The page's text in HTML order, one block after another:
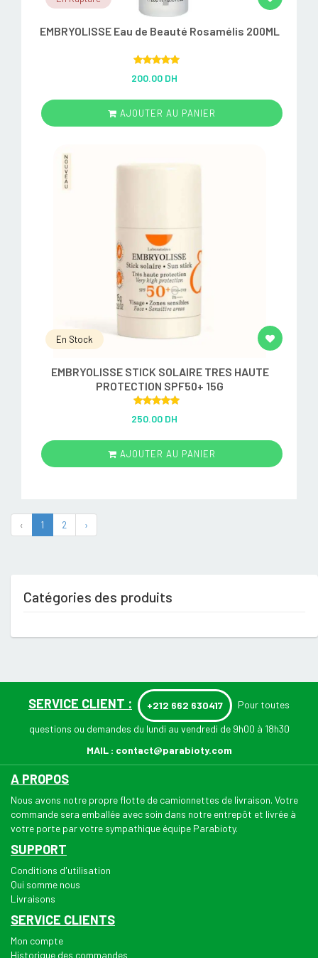
EMBRYOLISSE Eau de Beauté Rosamélis 200ML
out of 5
200.00 DH
AJOUTER AU PANIER
En Stock
EMBRYOLISSE STICK SOLAIRE TRES HAUTE
PROTECTION SPF50+ 15G
out of 5
250.00 DH
AJOUTER AU PANIER
‹ 1 2 ›
Catégories des produits
SERVICE CLIENT : +212 662 630417 Pour toutes
questions ou demandes du lundi au vendredi de 9h00 à 18h30
MAIL : contact@parabioty.com
A PROPOS
Nous avons notre propre flotte de camionnettes de livraison. Votre
commande sera emballée avec soin dans notre entrepôt et livrée à
votre porte par votre sympathique équipe Parabioty.
SUPPORT
Conditions d'utilisation
Qui somme nous
Livraisons
SERVICE CLIENTS
Mon compte
Historique des commandes